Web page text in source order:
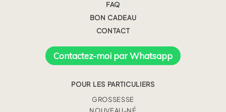
FAQ
BON CADEAU
CONTACT
Contactez-moi par Whatsapp
POUR LES PARTICULIERS
GROSSESSE
NOUVEAU-NÉ